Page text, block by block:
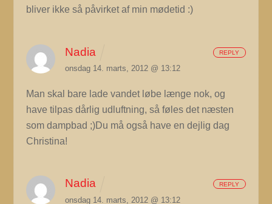
bliver ikke så påvirket af min mødetid :)
Nadia
onsdag 14. marts, 2012 @ 13:12
Man skal bare lade vandet løbe længe nok, og
have tilpas dårlig udluftning, så føles det næsten
som dampbad ;)Du må også have en dejlig dag
Christina!
REPLY
Nadia
onsdag 14. marts, 2012 @ 13:12
REPLY